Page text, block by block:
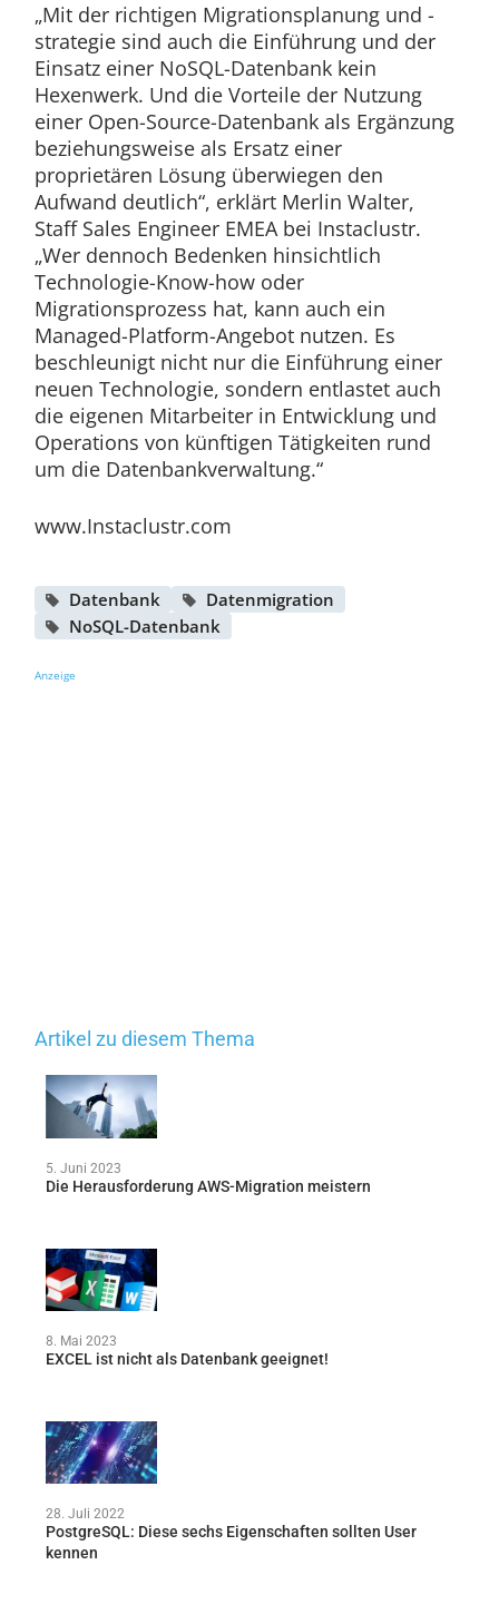
„Mit der richtigen Migrationsplanung und -
strategie sind auch die Einführung und der
Einsatz einer NoSQL-Datenbank kein
Hexenwerk. Und die Vorteile der Nutzung
einer Open-Source-Datenbank als Ergänzung
beziehungsweise als Ersatz einer
proprietären Lösung überwiegen den
Aufwand deutlich“, erklärt Merlin Walter,
Staff Sales Engineer EMEA bei Instaclustr.
„Wer dennoch Bedenken hinsichtlich
Technologie-Know-how oder
Migrationsprozess hat, kann auch ein
Managed-Platform-Angebot nutzen. Es
beschleunigt nicht nur die Einführung einer
neuen Technologie, sondern entlastet auch
die eigenen Mitarbeiter in Entwicklung und
Operations von künftigen Tätigkeiten rund
um die Datenbankverwaltung.“
www.Instaclustr.com
Datenbank
Datenmigration
NoSQL-Datenbank
Anzeige
Artikel zu diesem Thema
5. Juni 2023
Die Herausforderung AWS-Migration meistern
8. Mai 2023
EXCEL ist nicht als Datenbank geeignet!
28. Juli 2022
PostgreSQL: Diese sechs Eigenschaften sollten User
kennen